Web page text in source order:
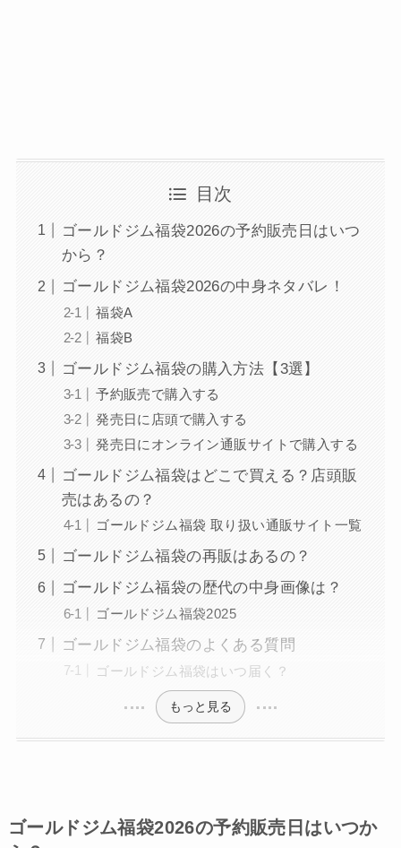
目次
ゴールドジム福袋2026の予約販売日はいつ
から？
ゴールドジム福袋2026の中身ネタバレ！
福袋A
福袋B
ゴールドジム福袋の購入方法【3選】
予約販売で購入する
発売日に店頭で購入する
発売日にオンライン通販サイトで購入する
ゴールドジム福袋はどこで買える？店頭販
売はあるの？
ゴールドジム福袋 取り扱い通販サイト一覧
ゴールドジム福袋の再販はあるの？
ゴールドジム福袋の歴代の中身画像は？
ゴールドジム福袋2025
ゴールドジム福袋のよくある質問
ゴールドジム福袋はいつ届く？
もっと見る
ゴールドジム福袋2026の予約販売日はいつか